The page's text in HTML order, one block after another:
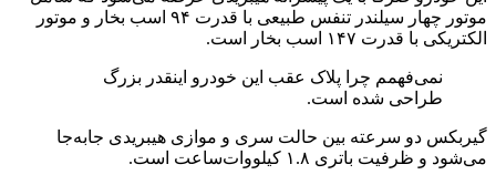
موتور چهار سیلندر تنفس طبیعی با قدرت ۹۴ اسب بخار و موتور
الکتریکی با قدرت ۱۴۷ اسب بخار است.
نمی‌فهمم چرا پلاک عقب این خودرو اینقدر بزرگ
طراحی شده است.
گیربکس دو سرعته بین حالت سری و موازی هیبریدی جابه‌جا
می‌شود و ظرفیت باتری ۱.۸ کیلووات‌ساعت است.